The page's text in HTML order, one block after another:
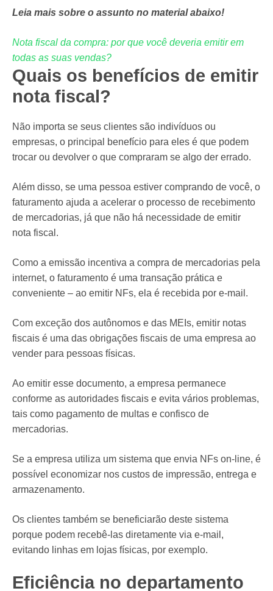
Leia mais sobre o assunto no material abaixo!
Nota fiscal da compra: por que você deveria emitir em
todas as suas vendas?
Quais os benefícios de emitir
nota fiscal?
Não importa se seus clientes são indivíduos ou
empresas, o principal benefício para eles é que podem
trocar ou devolver o que compraram se algo der errado.
Além disso, se uma pessoa estiver comprando de você, o
faturamento ajuda a acelerar o processo de recebimento
de mercadorias, já que não há necessidade de emitir
nota fiscal.
Como a emissão incentiva a compra de mercadorias pela
internet, o faturamento é uma transação prática e
conveniente – ao emitir NFs, ela é recebida por e-mail.
Com exceção dos autônomos e das MEIs, emitir notas
fiscais é uma das obrigações fiscais de uma empresa ao
vender para pessoas físicas.
Ao emitir esse documento, a empresa permanece
conforme as autoridades fiscais e evita vários problemas,
tais como pagamento de multas e confisco de
mercadorias.
Se a empresa utiliza um sistema que envia NFs on-line, é
possível economizar nos custos de impressão, entrega e
armazenamento.
Os clientes também se beneficiarão deste sistema
porque podem recebê-las diretamente via e-mail,
evitando linhas em lojas físicas, por exemplo.
Eficiência no departamento